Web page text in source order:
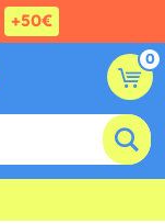
+50€
0